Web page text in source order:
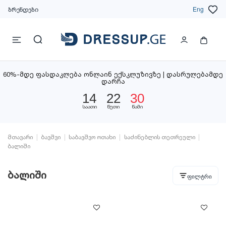
ბრენდები Eng
60%-მდე ფასდაკლება ონლაინ ექსკლუზივზე | დასრულებამდე
დარჩა
14
საათი
22
წუთი
30
წამი
მთავარი ბავშვი საბავშვო ოთახი
საძინებლის თეთრეული
ბალიში
ბალიში ფილტრი